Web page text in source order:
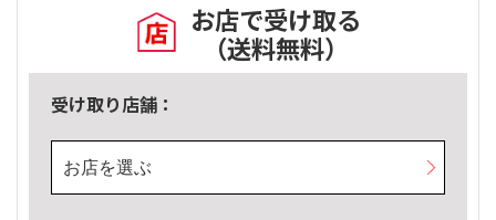
お店で受け取る
（送料無料）
受け取り店舗：
お店を選ぶ